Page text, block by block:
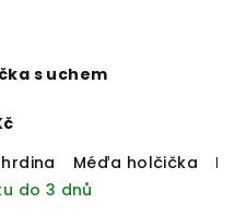
s uchem
Méďa holčička
do 3 dnů